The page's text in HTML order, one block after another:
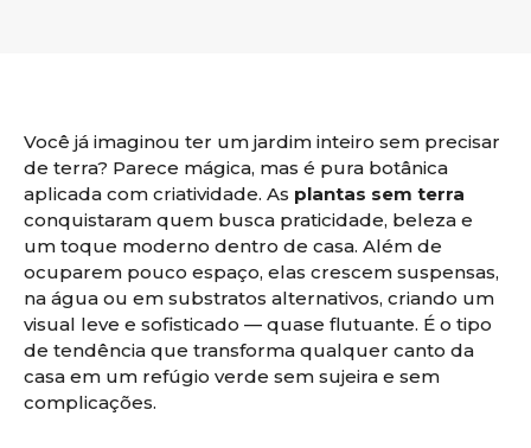
Você já imaginou ter um jardim inteiro sem precisar
de terra? Parece mágica, mas é pura botânica
aplicada com criatividade. As plantas sem terra
conquistaram quem busca praticidade, beleza e
um toque moderno dentro de casa. Além de
ocuparem pouco espaço, elas crescem suspensas,
na água ou em substratos alternativos, criando um
visual leve e sofisticado — quase flutuante. É o tipo
de tendência que transforma qualquer canto da
casa em um refúgio verde sem sujeira e sem
complicações.